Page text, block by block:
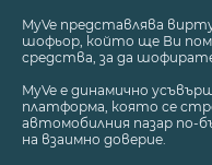
MyVe представлява
шофьор, който ще Ви
средства, за да
MyVe е динамично
платформа, която се
автомобилния пазар по-
на взаимно доверие.